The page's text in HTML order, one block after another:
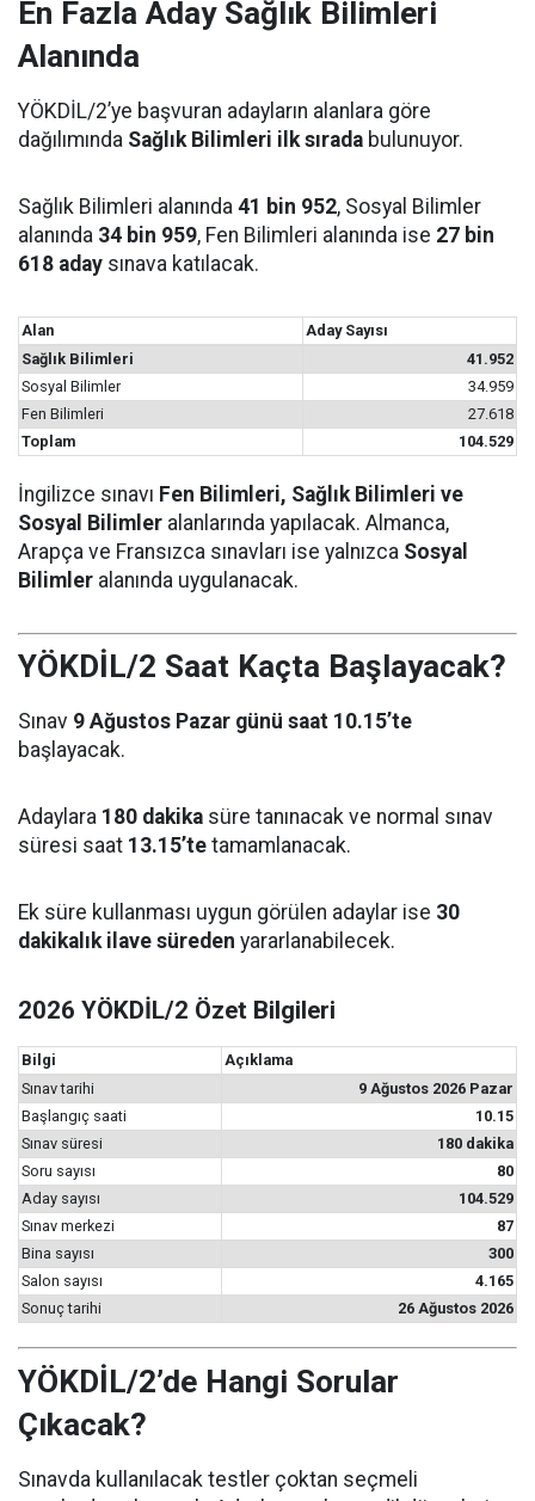
En Fazla Aday Sağlık Bilimleri
Alanında
YÖKDİL/2’ye başvuran adayların alanlara göre
dağılımında Sağlık Bilimleri ilk sırada bulunuyor.
Sağlık Bilimleri alanında 41 bin 952, Sosyal Bilimler
alanında 34 bin 959, Fen Bilimleri alanında ise 27 bin
618 aday sınava katılacak.
Alan
Aday Sayısı
Sağlık Bilimleri
41.952
Sosyal Bilimler
34.959
Fen Bilimleri
27.618
Toplam
104.529
İngilizce sınavı Fen Bilimleri, Sağlık Bilimleri ve
Sosyal Bilimler alanlarında yapılacak. Almanca,
Arapça ve Fransızca sınavları ise yalnızca Sosyal
Bilimler alanında uygulanacak.
YÖKDİL/2 Saat Kaçta Başlayacak?
Sınav 9 Ağustos Pazar günü saat 10.15’te
başlayacak.
Adaylara 180 dakika süre tanınacak ve normal sınav
süresi saat 13.15’te tamamlanacak.
Ek süre kullanması uygun görülen adaylar ise 30
dakikalık ilave süreden yararlanabilecek.
2026 YÖKDİL/2 Özet Bilgileri
Bilgi
Açıklama
Sınav tarihi
9 Ağustos 2026 Pazar
Başlangıç saati
10.15
Sınav süresi
180 dakika
Soru sayısı
80
Aday sayısı
104.529
Sınav merkezi
87
Bina sayısı
300
Salon sayısı
4.165
Sonuç tarihi
26 Ağustos 2026
YÖKDİL/2’de Hangi Sorular
Çıkacak?
Sınavda kullanılacak testler çoktan seçmeli